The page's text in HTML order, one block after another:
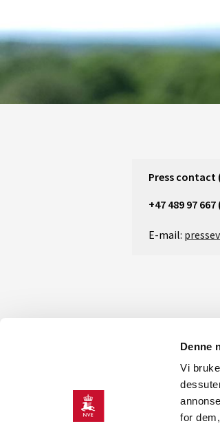
Denne
Vi
for
Press contact
+47 489 97
E-mail:
CONTACT